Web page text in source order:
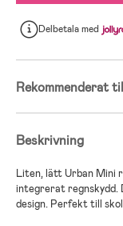
Delbetalamed
Rekommenderat
Beskrivning
Liten, lätt Urban Mini
integrerat regnskydd.
design. Perfekt till